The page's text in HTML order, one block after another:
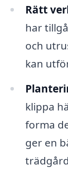
Rätt
har
och
kan
klippa
forma
ger en